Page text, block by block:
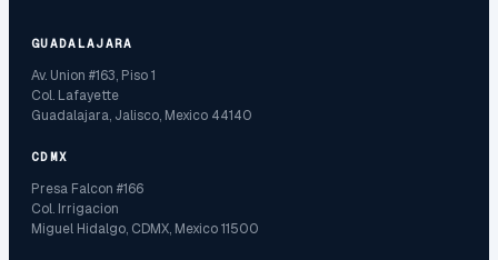
GUADALAJARA
Av. Union #163, Piso 1
Col. Lafayette
Guadalajara, Jalisco, Mexico 44140
CDMX
Presa Falcon #166
Col. Irrigacion
Miguel Hidalgo, CDMX, Mexico 11500